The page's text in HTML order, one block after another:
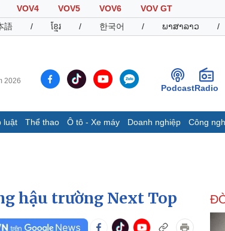
VOV4 VOV5 VOV6
VOV GT
語 / ខ្មែរ / 한국어 / ພາສາລາວ /
2026
PodcastRadio
luật Thể thao Ô tô - Xe máy Doanh nghiệp Công
Infographic
hậu trường Next Top